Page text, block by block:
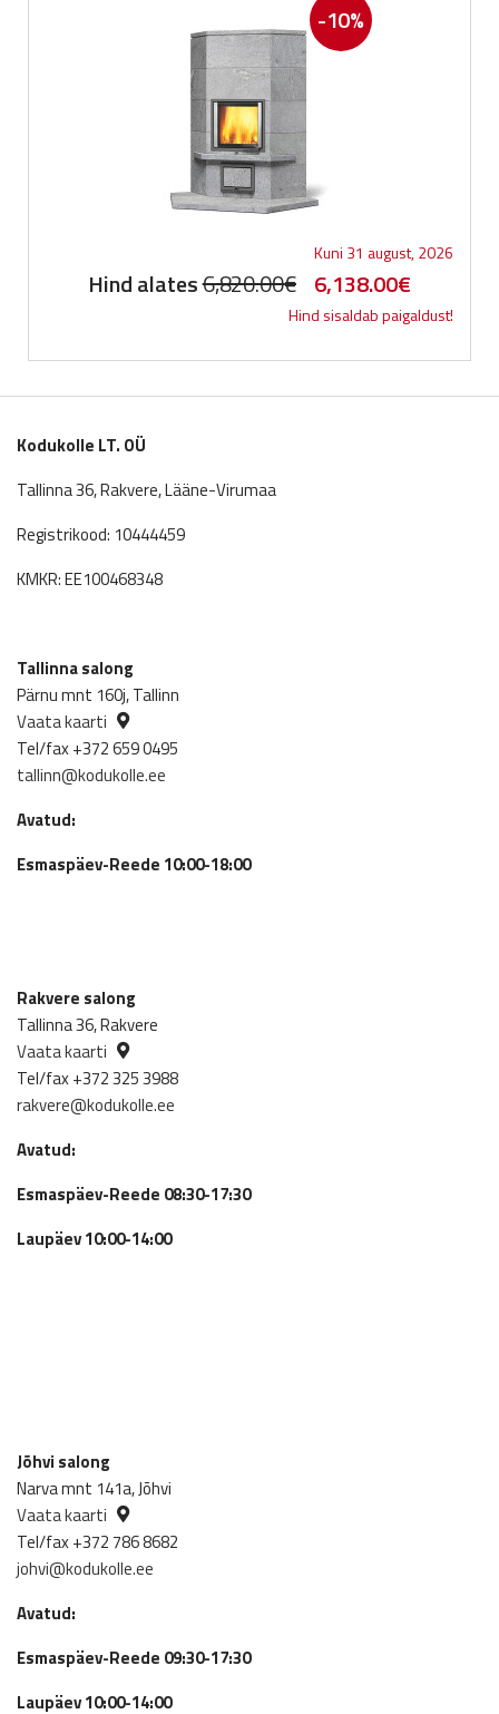
-10%
Kuni 31 august, 2026
Hind alates6,820.00€ Original
price
was:
6,820.00€.
6,138.00€
price
is:
Hind sisaldab paigaldust!
Kodukolle LT. OÜ
Tallinna 36, Rakvere, Lääne-Virumaa
Registrikood: 10444459
KMKR: EE100468348
Tallinna salong
Pärnu mnt 160j, Tallinn
Vaata kaarti
Tel/fax +372 659 0495
tallinn@kodukolle.ee
Avatud:
Esmaspäev-Reede 10:00-18:00
Rakvere salong
Tallinna 36, Rakvere
Vaata kaarti
Tel/fax +372 325 3988
rakvere@kodukolle.ee
Avatud:
Esmaspäev-Reede 08:30-17:30
Laupäev 10:00-14:00
Jõhvi salong
Narva mnt 141a, Jõhvi
Vaata kaarti
Tel/fax +372 786 8682
johvi@kodukolle.ee
Avatud:
Esmaspäev-Reede 09:30-17:30
Laupäev 10:00-14:00